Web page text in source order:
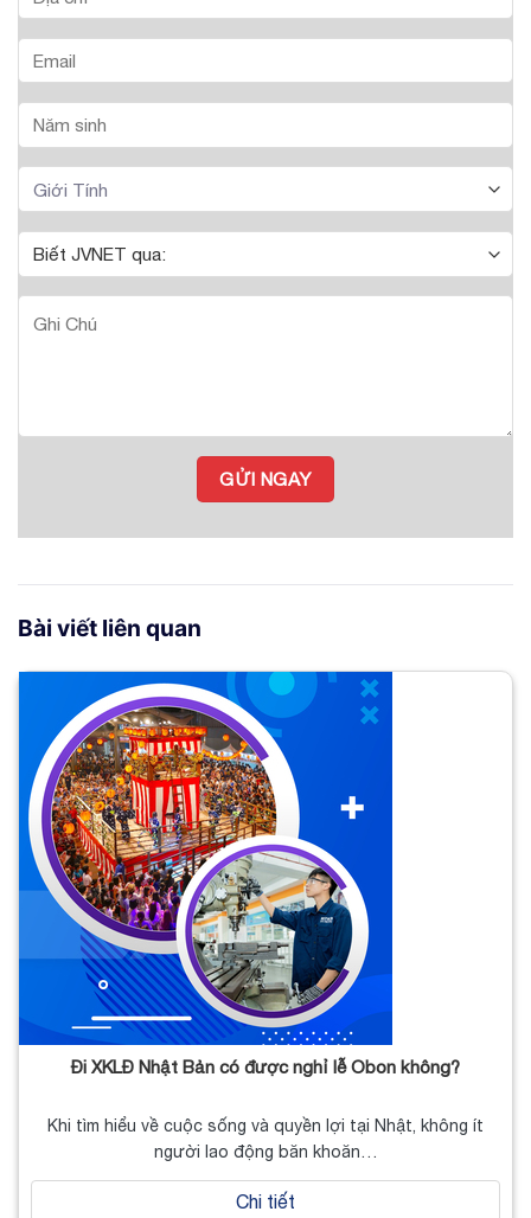
Bài viết liên quan
Đi XKLĐ Nhật Bản có được nghỉ lễ Obon không?
Khi tìm hiểu về cuộc sống và quyền lợi tại Nhật, không ít
người lao động băn khoăn…
Chi tiết